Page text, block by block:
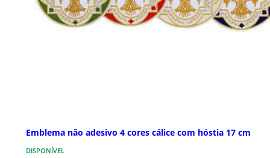
Emblema não adesivo 4 cores cálice com hóstia 17 cm
DISPONÍVEL